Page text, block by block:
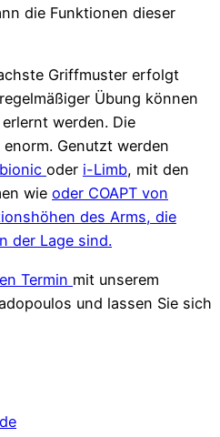
die Funktionen dieser
Griffmuster erfolgt
Übung können
werden. Die
Genutzt werden
oder i-Limb, mit den
wie oder COAPT von
des Arms, die
der Lage sind.
Termin mit unserem
und lassen Sie sich